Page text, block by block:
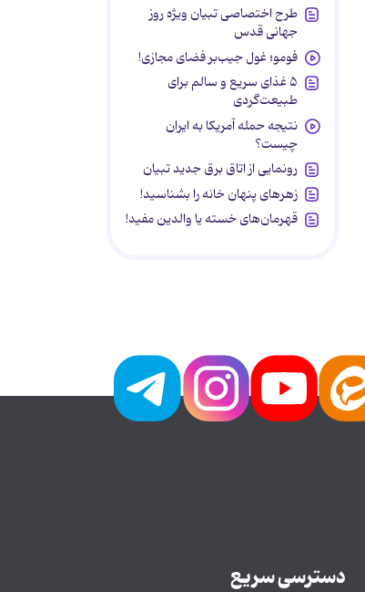
طرح اختصاصی تبیان ویژه روز
جهانی قدس
فومو؛ غول جیب‌بر فضای مجازی!
۵ غذای سریع و سالم برای
طبیعت‌گردی
نتیجه حمله آمریکا به ایران
چیست؟
رونمایی از اتاق برق جدید تبیان
زهرهای پنهان خانه را بشناسید!
قهرمان‌های خسته یا والدین مفید!
دسترسی سریع